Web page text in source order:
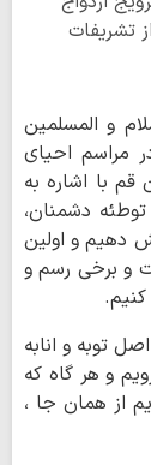
تشریفات
و المسلمین
مراسم احیای
قم با اشاره به
دشمنان،
دهیم و اولین
و برخی رسم و
توبه و انابه
و هر گاه که
از همان جا ،